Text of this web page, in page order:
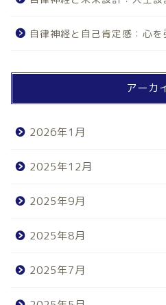
自律神経と自己肯定感：心
アーカ
2026年1月
2025年12月
2025年9月
2025年8月
2025年7月